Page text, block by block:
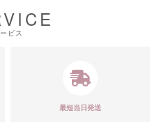
ビス
最短当日発送